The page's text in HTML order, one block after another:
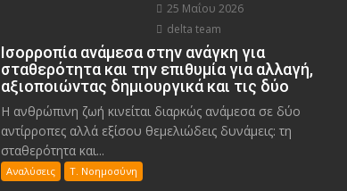
25 Μαΐου 2026
delta team
Ισορροπία ανάμεσα στην ανάγκη για
σταθερότητα και την επιθυμία για αλλαγή,
αξιοποιώντας δημιουργικά και τις δύο
Η ανθρώπινη ζωή κινείται διαρκώς ανάμεσα σε δύο
αντίρροπες αλλά εξίσου θεμελιώδεις δυνάμεις: τη
σταθερότητα και...
Αναλύσεις Τ. Νοημοσύνη